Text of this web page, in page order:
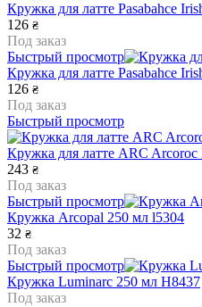
Кружка для латте Pasabahce
126 ₴
Под заказ
Быстрый просмотр
Кружка для латте Pasabahce
126 ₴
Под заказ
Быстрый просмотр
Кружка для латте ARC
243 ₴
Под заказ
Быстрый просмотр
Кружка Arcopal 250 мл l5304
32 ₴
Под заказ
Быстрый просмотр
Кружка Luminarc 250 мл H8437
Под заказ